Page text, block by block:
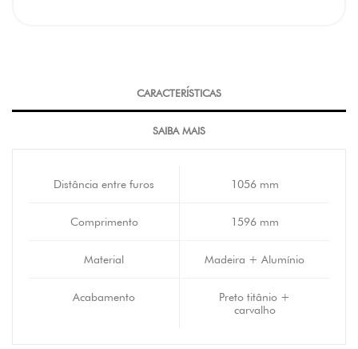
CARACTERÍSTICAS
SAIBA MAIS
Distância entre furos 1056 mm
Comprimento 1596 mm
Material Madeira + Alumínio
Acabamento
Preto titânio +
carvalho